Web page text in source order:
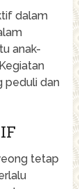
dalam
anak-
peduli dan
tetap